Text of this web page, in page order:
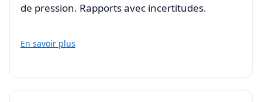
de pression. Rapports avec incertitudes.
En savoir plus